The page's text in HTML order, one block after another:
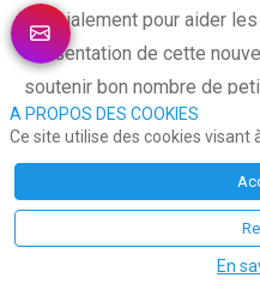
spécialement pour aider
Présentation de cette
soutenir bon nombre de
de leur torpeur actuelle.
« Nous avons créé Bigin
entreprises à atteindre une
avec une courbe
A PROPOS DES COOKIES
Ce site utilise des cookies visant
En